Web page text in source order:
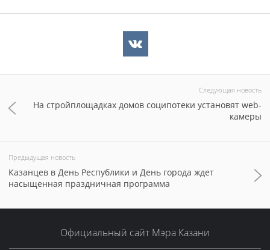
Следующая новость
На стройплощадках домов соципотеки установят web-
камеры
Предыдущая новость
Казанцев в День Республики и День города ждет
насыщенная праздничная программа
Официальный сайт Мэра Казани